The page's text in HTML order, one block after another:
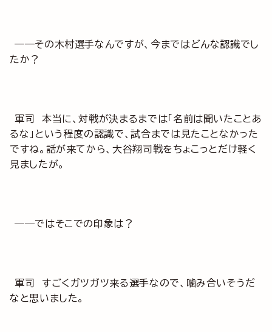
──その木村選手なんですが、今まではどんな認識でし
たか？
軍司 本当に、対戦が決まるまでは「名前は聞いたことあ
るな」という程度の認識で、試合までは見たことなかった
ですね。話が来てから、大谷翔司戦をちょこっとだけ軽く
見ましたが。
──ではそこでの印象は？
軍司 すごくガツガツ来る選手なので、噛み合いそうだ
なと思いました。